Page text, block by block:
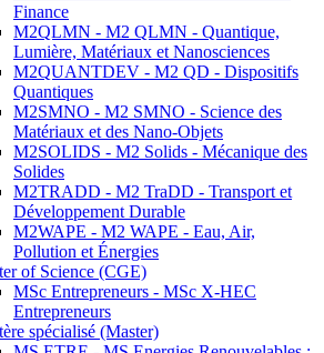
Finance
M2QLMN - M2 QLMN - Quantique,
Lumière, Matériaux et Nanosciences
M2QUANTDEV - M2 QD - Dispositifs
Quantiques
M2SMNO - M2 SMNO - Science des
Matériaux et des Nano-Objets
M2SOLIDS - M2 Solids - Mécanique des
Solides
M2TRADD - M2 TraDD - Transport et
Développement Durable
M2WAPE - M2 WAPE - Eau, Air,
Pollution et Énergies
of Science (CGE)
MSc Entrepreneurs - MSc X-HEC
Entrepreneurs
spécialisé (Master)